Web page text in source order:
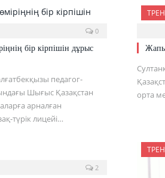
0
бір кірпішін дұрыс
педагог-
Шығыс Қазақстан
арналған
түрік лицейі…
орта
2